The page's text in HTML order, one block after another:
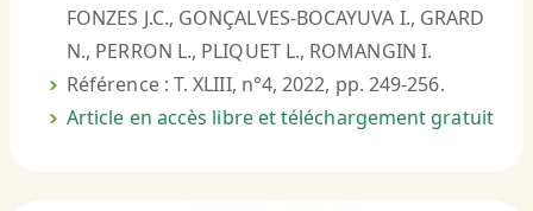
FONZES J.C., GONÇALVES-BOCAYUVA I., GRARD
N., PERRON L., PLIQUET L., ROMANGIN I.
Référence : T. XLIII, n°4, 2022, pp. 249-256.
Article en accès libre et téléchargement gratuit